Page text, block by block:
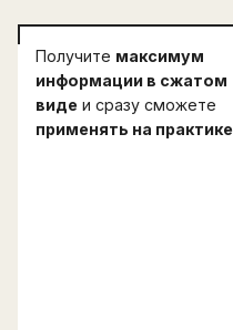
Получите максимум
информации в сжатом
виде и сразу сможете
применять на практике